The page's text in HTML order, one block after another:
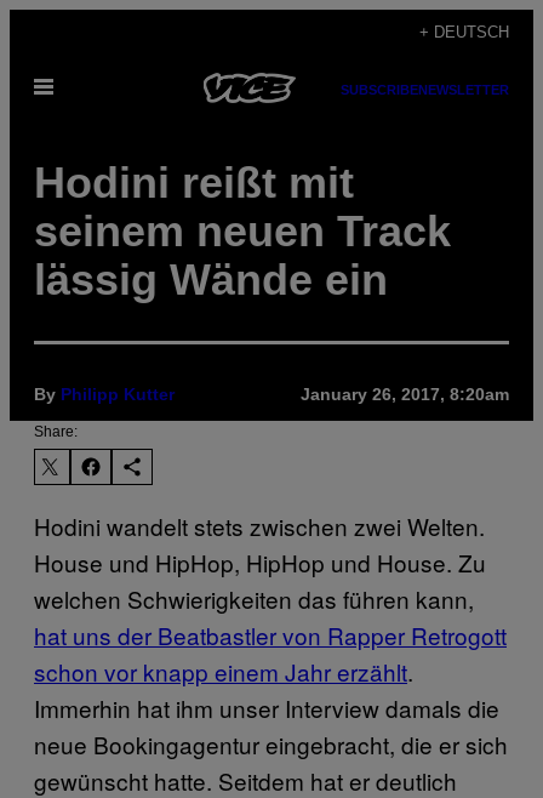
content
+ DEUTSCH
Open
SUBSCRIBENEWSLETTER
Hodini reißt mit
seinem neuen Track
lässig Wände ein
By Philipp Kutter January 26, 2017, 8:20am
Share:
Hodini wandelt stets zwischen zwei Welten.
House und HipHop, HipHop und House. Zu
welchen Schwierigkeiten das führen kann,
hat uns der Beatbastler von Rapper Retrogott
schon vor knapp einem Jahr erzählt.
Immerhin hat ihm unser Interview damals die
neue Bookingagentur eingebracht, die er sich
gewünscht hatte. Seitdem hat er deutlich